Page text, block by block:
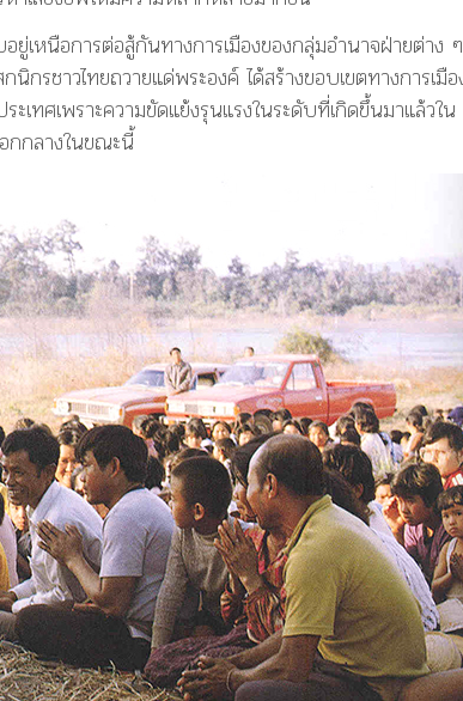
ยู่เหนือการต่อสู้กันทางการเมืองของกลุ่มอำนาจฝ่ายต่าง ๆ
กรชาวไทยถวายแด่พระองค์ ได้สร้างขอบเขตทางการเมื
ะเทศเพราะความขัดแย้งรุนแรงในระดับที่เกิดขึ้นมาแล้วใน
กกลางในขณะนี้